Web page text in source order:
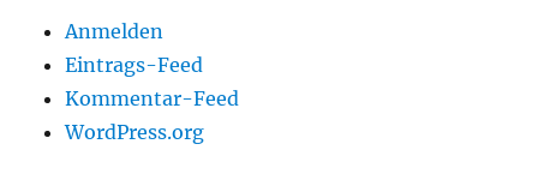
Anmelden
Eintrags-Feed
Kommentar-Feed
WordPress.org